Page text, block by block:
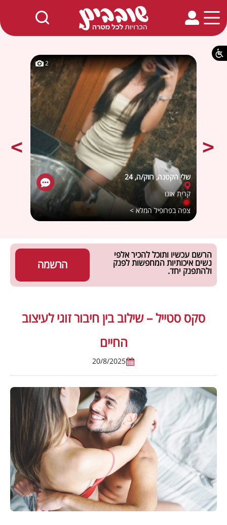
חמים באתר
2
שלי הקטנה, רווק/ה, 24
קרית אונו
צפה בפרופיל המלא >
הרשמה
הרשם עכשיו ותוכל להכיר אלפי
נשים איכותיות המחפשות לפנק
ולהתפנק יחד.
סקס סטייל – שילוב בין חיבור זוגי לעיצוב
החיים
20/8/2025